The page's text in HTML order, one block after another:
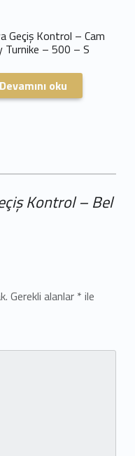
Geçiş Kontrol – Cam
Turnike – 500 – S
Devamını oku
Kontrol – Bel
Gerekli alanlar * ile